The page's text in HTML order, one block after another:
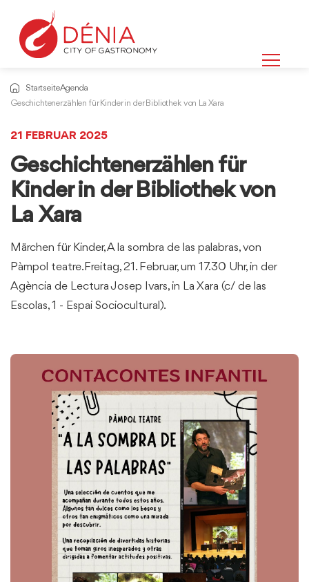
StartseiteAgenda
Geschichtenerzählen für Kinder in der Bibliothek von La Xara
21 FEBRUAR 2025
Geschichtenerzählen für
Kinder in der Bibliothek von
La Xara
Märchen für Kinder, A la sombra de las palabras, von
Pàmpol teatre.Freitag, 21. Februar, um 17.30 Uhr, in der
Agència de Lectura Josep Ivars, in La Xara (c/ de las
Escolas, 1 - Espai Sociocultural).